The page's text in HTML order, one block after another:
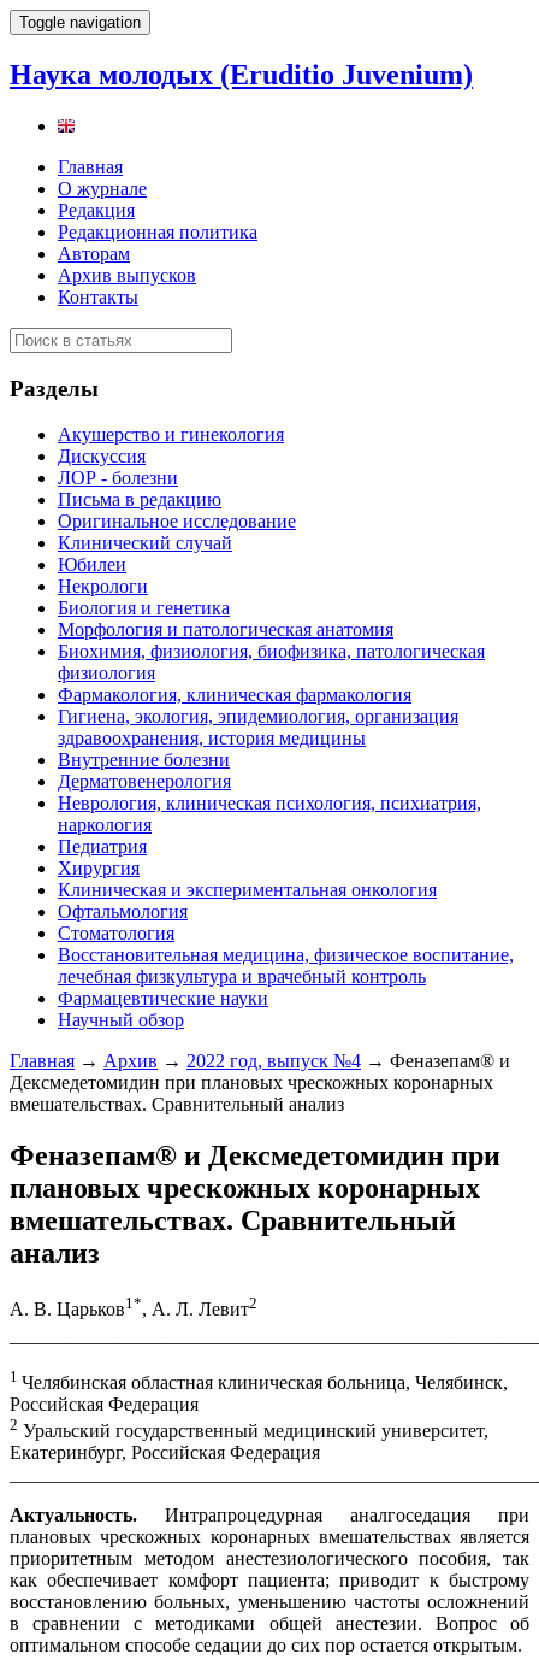
Toggle navigation
Наука молодых (Eruditio Juvenium)
Главная
О журнале
Редакция
Редакционная политика
Авторам
Архив выпусков
Контакты
Разделы
Акушерство и гинекология
Дискуссия
ЛОР - болезни
Письма в редакцию
Оригинальное исследование
Клинический случай
Юбилеи
Некрологи
Биология и генетика
Морфология и патологическая анатомия
Биохимия, физиология, биофизика, патологическая
физиология
Фармакология, клиническая фармакология
Гигиена, экология, эпидемиология, организация
здравоохранения, история медицины
Внутренние болезни
Дерматовенерология
Неврология, клиническая психология, психиатрия,
наркология
Педиатрия
Хирургия
Клиническая и экспериментальная онкология
Офтальмология
Стоматология
Восстановительная медицина, физическое воспитание,
лечебная физкультура и врачебный контроль
Фармацевтические науки
Научный обзор
Главная → Архив → 2022 год, выпуск №4 → Феназепам® и
Дексмедетомидин при плановых чрескожных коронарных
вмешательствах. Сравнительный анализ
Феназепам® и Дексмедетомидин при
плановых чрескожных коронарных
вмешательствах. Сравнительный
анализ
А. В. Царьков1*, А. Л. Левит2
1 Челябинская областная клиническая больница, Челябинск,
Российская Федерация
2 Уральский государственный медицинский университет,
Екатеринбург, Российская Федерация
Актуальность. Интрапроцедурная аналгоседация при
плановых чрескожных коронарных вмешательствах является
приоритетным методом анестезиологического пособия, так
как обеспечивает комфорт пациента; приводит к быстрому
восстановлению больных, уменьшению частоты осложнений
в сравнении с методиками общей анестезии. Вопрос об
оптимальном способе седации до сих пор остается открытым.